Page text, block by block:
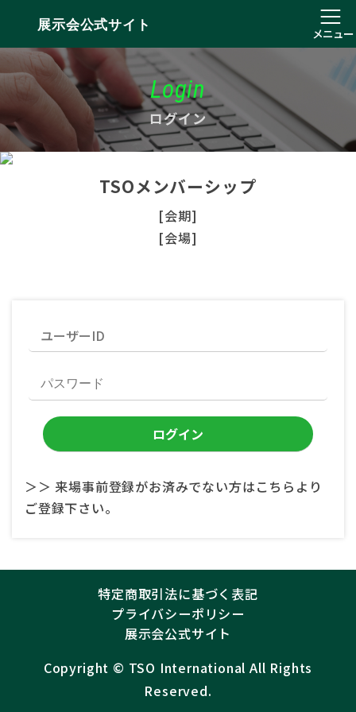
展示会公式サイト
メニュー
Login
ログイン
TSOメンバーシップ
[会期]
[会場]
＞＞ 来場事前登録がお済みでない方はこちらより
ご登録下さい。
特定商取引法に基づく表記
プライバシーポリシー
展示会公式サイト
Copyright ©︎ TSO International All Rights
Reserved.